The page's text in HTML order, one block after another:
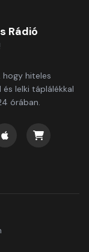
Rádió
hogy hiteles
lelki táplálékkal
órában.